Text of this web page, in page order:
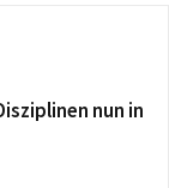
nun in